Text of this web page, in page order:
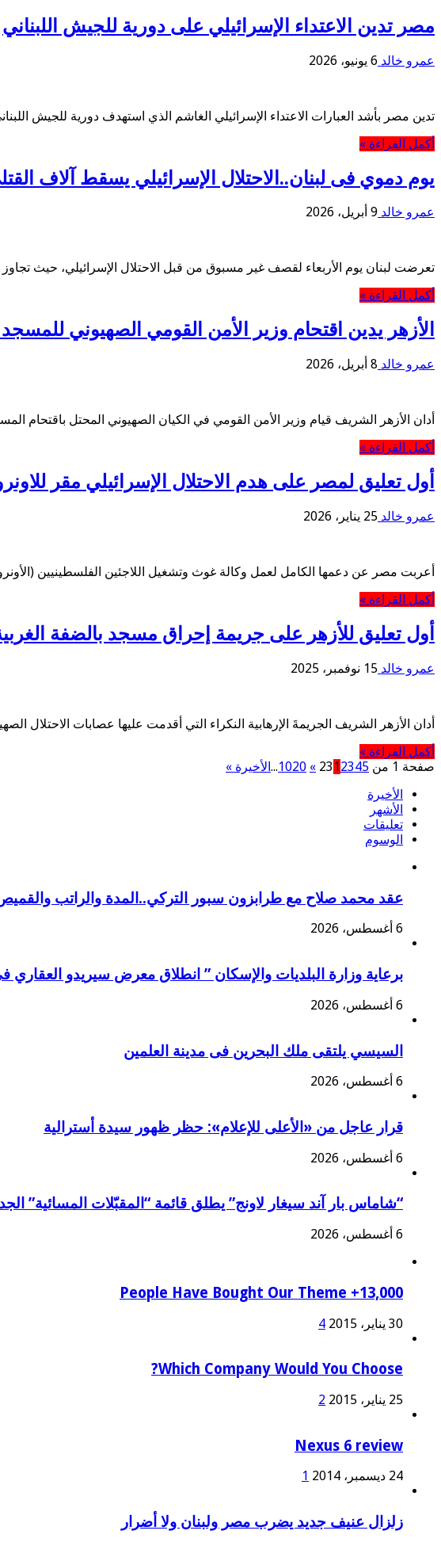
مصر تدين الاعتداء الإسرائيلي على دورية للجيش اللبناني
عمرو خالد 6 يونيو، 2026
تدين مصر بأشد العبارات الاعتداء الإسرائيلي الغاشم الذي استهدف دورية للجيش
أكمل القراءة »
يوم دموي فى لبنان..الاحتلال الإسرائيلي يسقط آلاف
عمرو خالد 9 أبريل، 2026
تعرضت لبنان يوم الأربعاء لقصف غير مسبوق من قبل الاحتلال الإسرائيلي، حيث تجاوز
أكمل القراءة »
الأزهر يدين اقتحام وزير الأمن القومي الصهيوني
عمرو خالد 8 أبريل، 2026
أدان الأزهر الشريف قيام وزير الأمن القومي في الكيان الصهيوني المحتل باقتحام
أكمل القراءة »
أول تعليق لمصر على هدم الاحتلال الإسرائيلي مقر
عمرو خالد 25 يناير، 2026
أعربت مصر عن دعمها الكامل لعمل وكالة غوث وتشغيل اللاجئين الفلسطينيين
أكمل القراءة »
أول تعليق للأزهر على جريمة إحراق مسجد بالضفة
عمرو خالد 15 نوفمبر، 2025
أدان الأزهر الشريف الجريمةَ الإرهابية النكراء التي أقدمت عليها عصابات الاحتلال
أكمل القراءة »
صفحة 1 من 23
12345
»
1020
...الأخيرة »
الأخيرة
الأشهر
تعليقات
الوسوم
عقد محمد صلاح مع طرابزون سبور التركي..المدة والراتب
6 أغسطس، 2026
برعاية وزارة البلديات والإسكان ” انطلاق معرض سيريدو العقاري
6 أغسطس، 2026
السيسي يلتقى ملك البحرين فى مدينة العلمين
6 أغسطس، 2026
قرار عاجل من «الأعلى للإعلام»: حظر ظهور سيدة أسترالية
6 أغسطس، 2026
“شاماس بار آند سيغار لاونج” يطلق قائمة “المقبّلات المسائية”
6 أغسطس، 2026
13,000+ People Have Bought Our Theme
30 يناير، 2015 4
Which Company Would You Choose?
25 يناير، 2015 2
Nexus 6 review
24 ديسمبر، 2014 1
زلزال عنيف جديد يضرب مصر ولبنان ولا أضرار